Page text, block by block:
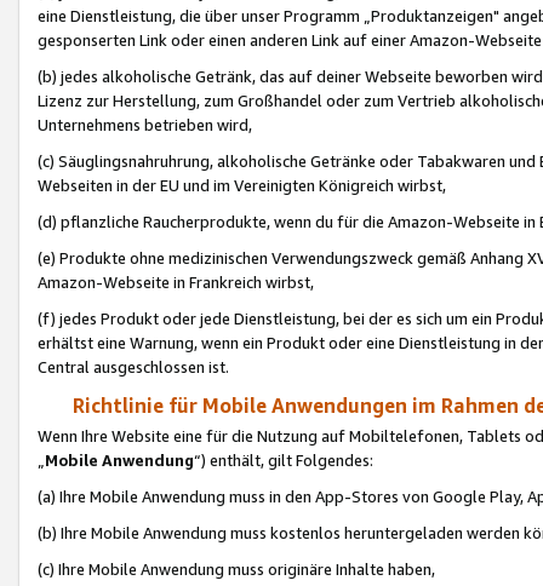
eine Dienstleistung, die über unser Programm „Produktanzeigen"
gesponserten Link oder einen anderen Link auf einer Amazon-
(b) jedes alkoholische Getränk, das auf deiner Webseite beworben
Lizenz zur Herstellung, zum Großhandel oder zum Vertrieb
Unternehmens betrieben wird,
(c) Säuglingsnahruhrung, alkoholische Getränke oder Tabakwaren
Webseiten in der EU und im Vereinigten Königreich wirbst,
(d) pflanzliche Raucherprodukte, wenn du für die Amazon-Webseite in
(e) Produkte ohne medizinischen Verwendungszweck gemäß Anhang
Amazon-Webseite in Frankreich wirbst,
(f) jedes Produkt oder jede Dienstleistung, bei der es sich um ein
erhältst eine Warnung, wenn ein Produkt oder eine Dienstleistung in
Central ausgeschlossen ist.
Richtlinie für Mobile Anwendungen im Rahmen
Wenn Ihre Website eine für die Nutzung auf Mobiltelefonen, Tablets
„Mobile Anwendung“) enthält, gilt Folgendes:
(a) Ihre Mobile Anwendung muss in den App-Stores von Google Play,
(b) Ihre Mobile Anwendung muss kostenlos heruntergeladen werden
(c) Ihre Mobile Anwendung muss originäre Inhalte haben,